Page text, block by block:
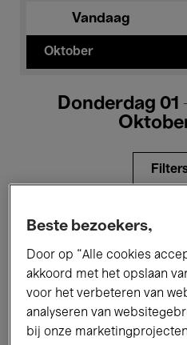
Vandaag
Oktober
Donderdag 01
Alle evenementen
Tentoonstellingen
Performances
Jazz Klassieke
Beste bezoekers,
Door op “Alle cookies
akkoord met het opslaan
voor het verbeteren van
analyseren van
bij onze